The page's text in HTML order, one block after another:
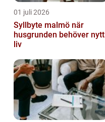
01 juli 2026
Syllbyte malmö när
husgrunden behöver nytt
liv